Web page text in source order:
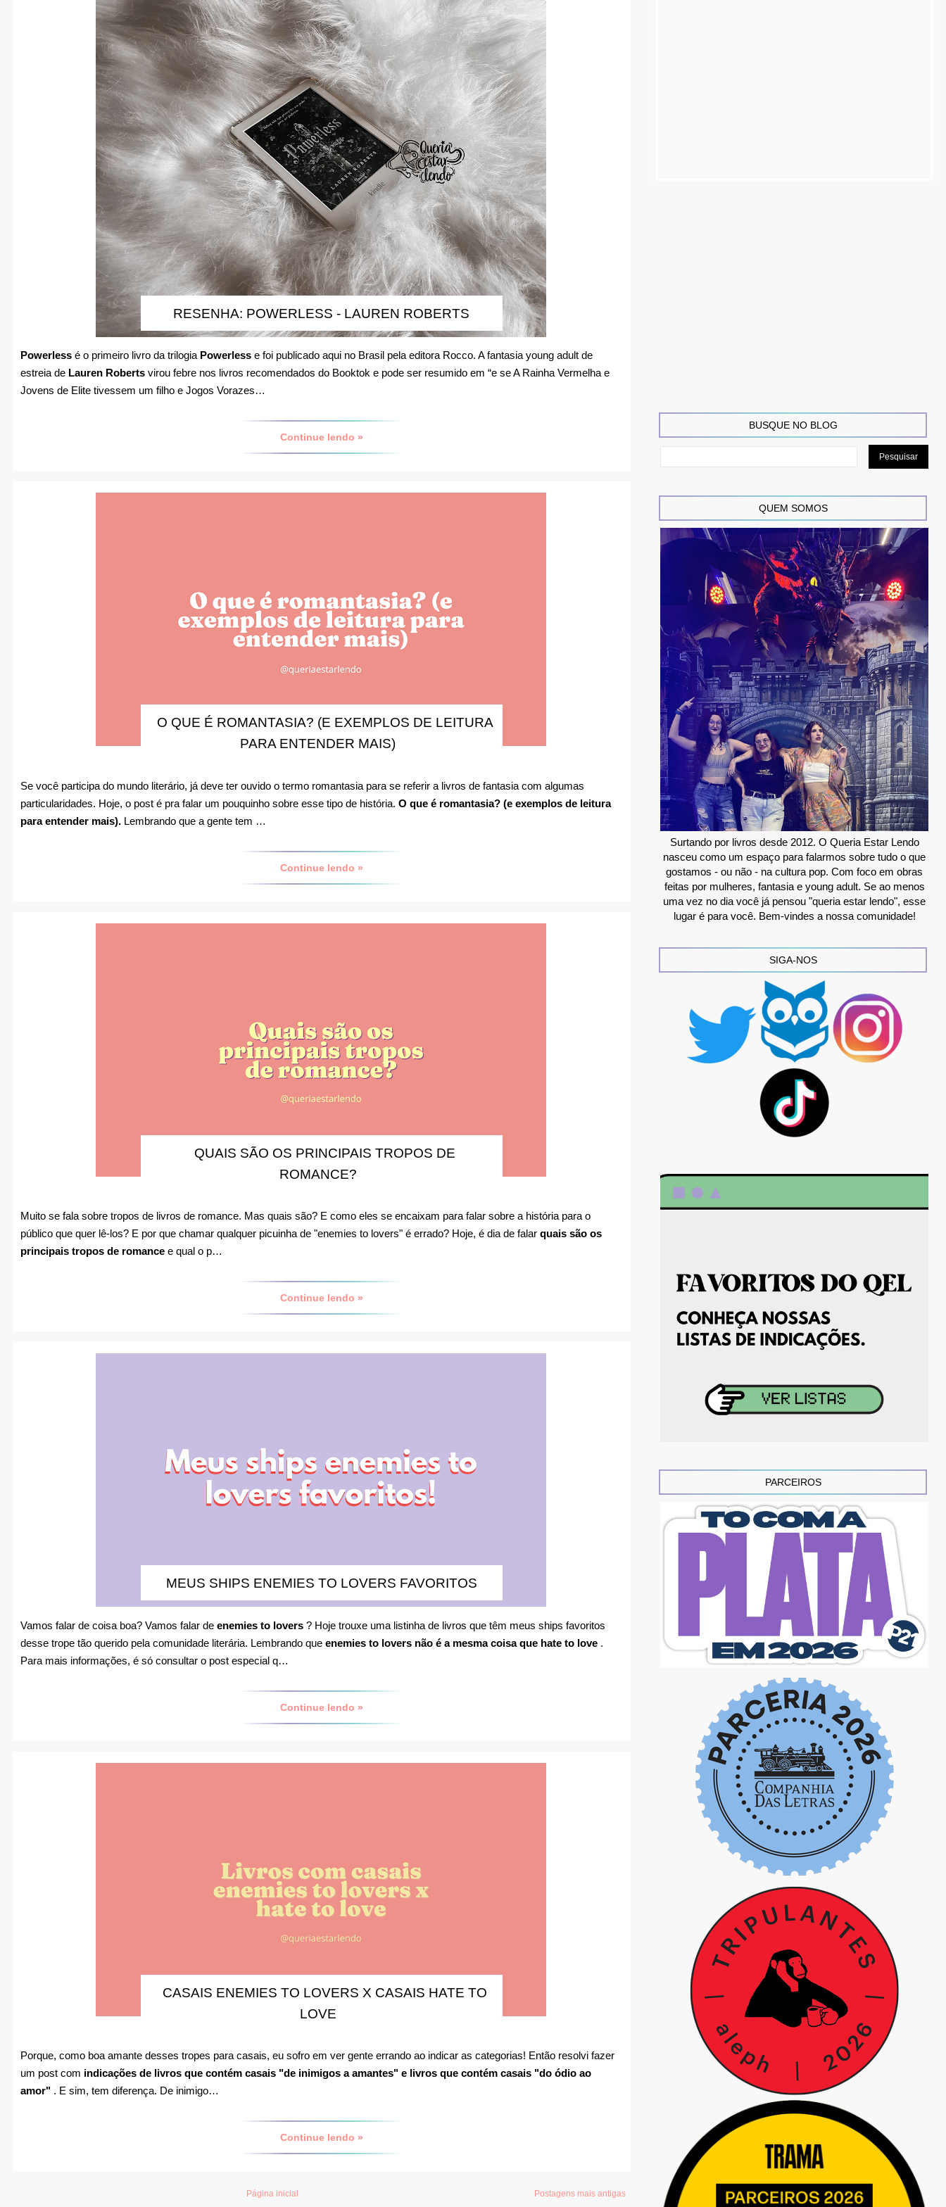
RESENHA: POWERLESS - LAUREN ROBERTS
Powerless é o primeiro livro da trilogia Powerless e foi publicado aqui no Brasil pela editora Rocco. A fantasia young adult de
estreia de Lauren Roberts virou febre nos livros recomendados do Booktok e pode ser resumido em “e se A Rainha Vermelha e
Jovens de Elite tivessem um filho e Jogos Vorazes…
Continue lendo »
O QUE É ROMANTASIA? (E EXEMPLOS DE LEITURA
PARA ENTENDER MAIS)
Se você participa do mundo literário, já deve ter ouvido o termo romantasia para se referir a livros de fantasia com algumas
particularidades. Hoje, o post é pra falar um pouquinho sobre esse tipo de história. O que é romantasia? (e exemplos de leitura
para entender mais). Lembrando que a gente tem …
Continue lendo »
QUAIS SÃO OS PRINCIPAIS TROPOS DE
ROMANCE?
Muito se fala sobre tropos de livros de romance. Mas quais são? E como eles se encaixam para falar sobre a história para o
público que quer lê-los? E por que chamar qualquer picuinha de "enemies to lovers" é errado? Hoje, é dia de falar quais são os
principais tropos de romance e qual o p…
Continue lendo »
MEUS SHIPS ENEMIES TO LOVERS FAVORITOS
Vamos falar de coisa boa? Vamos falar de enemies to lovers ? Hoje trouxe uma listinha de livros que têm meus ships favoritos
desse trope tão querido pela comunidade literária. Lembrando que enemies to lovers não é a mesma coisa que hate to love .
Para mais informações, é só consultar o post especial q…
Continue lendo »
CASAIS ENEMIES TO LOVERS X CASAIS HATE TO
LOVE
Porque, como boa amante desses tropes para casais, eu sofro em ver gente errando ao indicar as categorias! Então resolvi fazer
um post com indicações de livros que contém casais "de inimigos a amantes" e livros que contém casais "do ódio ao
amor" . E sim, tem diferença. De inimigo…
Continue lendo »
Postagens mais antigas
Página inicial
BUSQUE NO BLOG
QUEM SOMOS
Surtando por livros desde 2012. O Queria Estar Lendo
nasceu como um espaço para falarmos sobre tudo o que
gostamos - ou não - na cultura pop. Com foco em obras
feitas por mulheres, fantasia e young adult. Se ao menos
uma vez no dia você já pensou "queria estar lendo", esse
lugar é para você. Bem-vindes a nossa comunidade!
SIGA-NOS
PARCEIROS